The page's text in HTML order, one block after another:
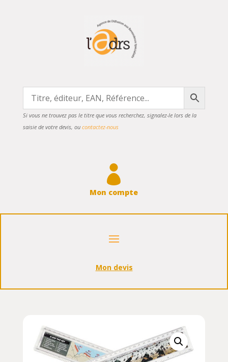
Si vous ne trouvez pas le titre que vous recherchez, signalez-le lors de la
saisie de votre devis, ou contactez-nous

Mon compte
Mon devis